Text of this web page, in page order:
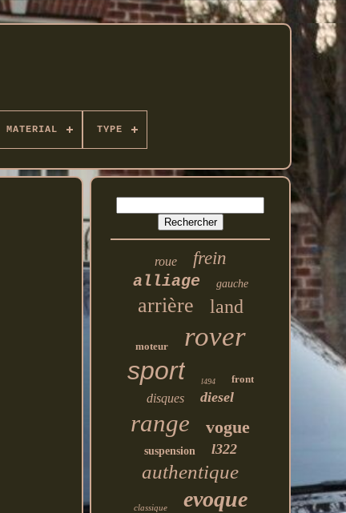
MATERIAL TYPE
roue frein
alliage gauche
arrière land
moteur rover
sport l494 front
disques diesel
range vogue
suspension l322
authentique
classique evoque